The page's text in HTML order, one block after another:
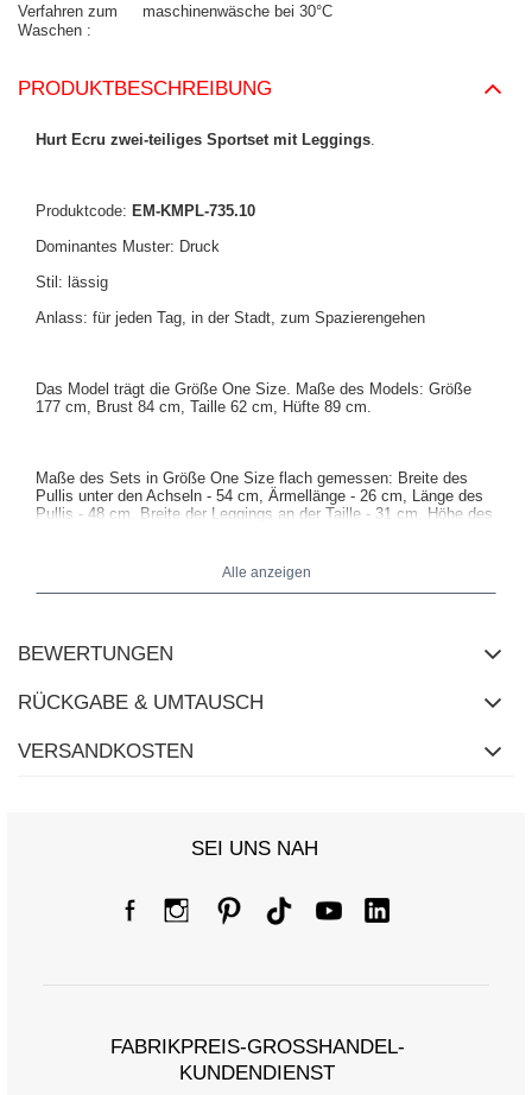
Verfahren zum
Waschen
maschinenwäsche bei 30°C
PRODUKTBESCHREIBUNG
Hurt Ecru zwei-teiliges Sportset mit Leggings
Produktcode: EM-KMPL-735.10
Dominantes Muster: Druck
Stil: lässig
Anlass: für jeden Tag, in der Stadt, zum Spazierengehen
Das Model trägt die Größe One Size. Maße des Models: Größe
177 cm, Brust 84 cm, Taille 62 cm, Hüfte 89 cm.
Maße des Sets in Größe One Size flach gemessen: Breite des
Pullis unter den Achseln - 54 cm, Ärmellänge - 26 cm, Länge des
Pullis - 48 cm, Breite der Leggings an der Taille - 31 cm, Höhe des
Alle anzeigen
BEWERTUNGEN
RÜCKGABE & UMTAUSCH
VERSANDKOSTEN
SEI UNS NAH
FABRIKPREIS-GROSSHANDEL-K
UNDENDIENST